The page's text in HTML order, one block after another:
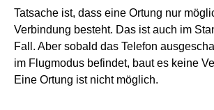
Tatsache ist, dass eine Ortung nur
Verbindung besteht. Das ist auch im
Fall. Aber sobald das Telefon
im Flugmodus befindet, baut es keine
Eine Ortung ist nicht möglich.